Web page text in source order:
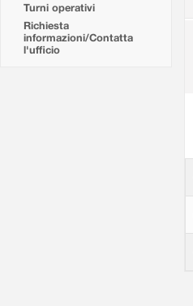
Turni operativi
Richiesta
informazioni/Contatta
l'ufficio